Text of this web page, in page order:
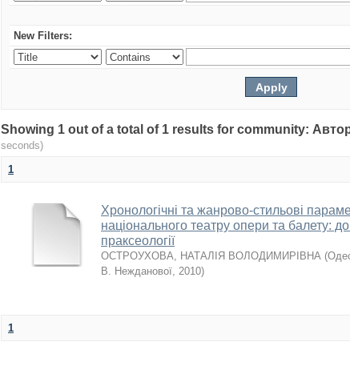
New Filters:
Showing 1 out of a total of 1 results for community:
seconds)
1
Хронологічні та жанрово-стильові
національного театру опери та балету:
праксеології
ОСТРОУХОВА, НАТАЛІЯ ВОЛОДИМИРІВНА (
В. Нежданової, 2010)
1